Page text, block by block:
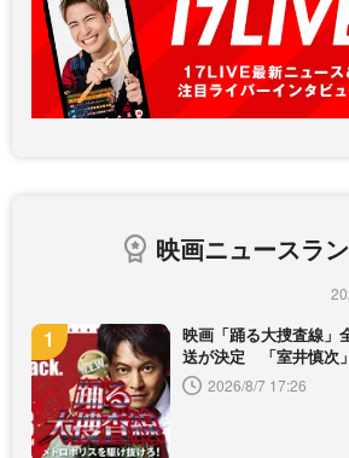
映画ニュースラ
映画「踊る大捜査線」
送が決定 「室井慎次
2026/8/7 17:26